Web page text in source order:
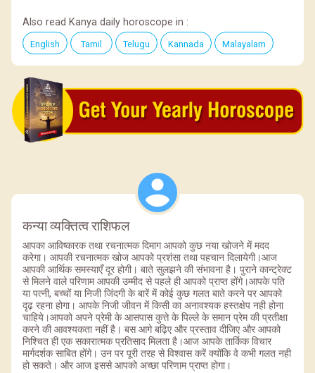
Also read Kanya daily horoscope in :
English Tamil Telugu Kannada Malayalam
कन्या व्यक्तित्व राशिफल
आपका आविष्कारक तथा रचनात्मक दिमाग आपको कुछ नया खोजने में मदद
करेगा। आपकी रचनात्मक खोज आपको प्रशंसा तथा पहचान दिलायेगी।आज
आपकी आर्थिक समस्याएँ दूर होगी। बाते सुलझने की संभावना है। पुराने कान्ट्रेक्ट
से मिलने वाले परिणाम आपकी उम्मीद से पहले ही आपको प्राप्त होंगे।आपके पति
या पत्नी, बच्चों या निजी जिंदगी के बारें में कोई कुछ गलत बाते करने पर आपको
दृढ़ रहना होगा। आपके निजी जीवन में किसी का अनावश्यक हस्तक्षेप नही होना
चाहिये।आपको अपने प्रेमी के आसपास कुत्ते के पिल्ले के समान प्रेम की प्रतीक्षा
करने की आवश्यकता नहीं है। बस आगे बढ़िए और प्रस्ताव दीजिए और आपको
निश्चित ही एक सकारात्मक प्रतिसाद मिलता है।आज आपके तार्किक विचार
मार्गदर्शक साबित होंगे। उन पर पूरी तरह से विश्वास करें क्योंकि वे कभी गलत नही
हो सकते। और आज इससे आपको अच्छा परिणाम प्राप्त होगा।